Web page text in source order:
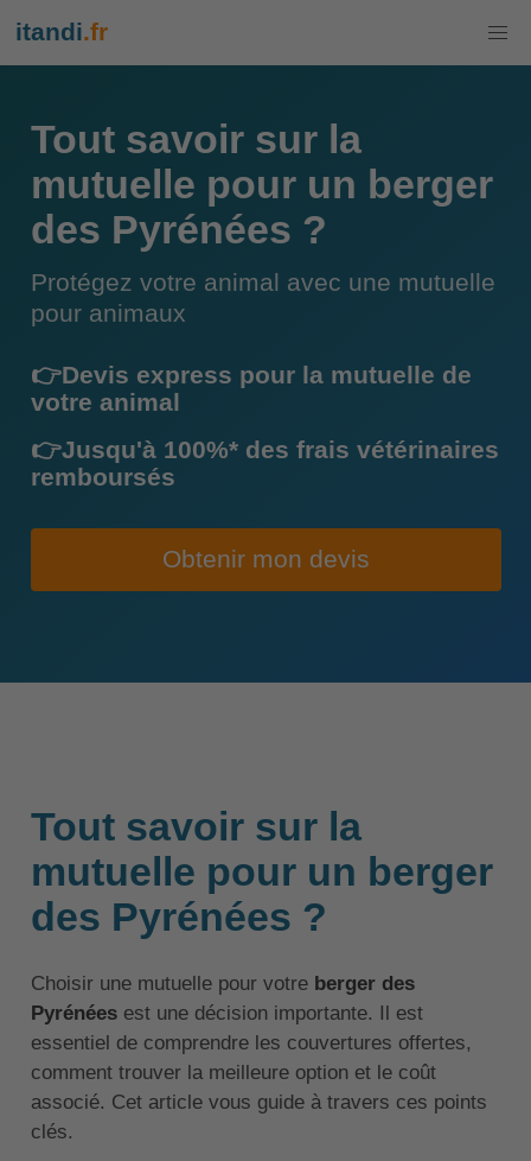
itandi.fr
Tout savoir sur la
mutuelle pour un berger
des Pyrénées ?
Protégez votre animal avec une mutuelle
pour animaux
👉Devis express pour la mutuelle de
votre animal
👉Jusqu'à 100%* des frais vétérinaires
remboursés
Obtenir mon devis
Tout savoir sur la
mutuelle pour un berger
des Pyrénées ?
Choisir une mutuelle pour votre berger des
Pyrénéesest une décision importante. Il est
essentiel de comprendre les couvertures offertes,
comment trouver la meilleure option et le coût
associé. Cet article vous guide à travers ces points
clés.